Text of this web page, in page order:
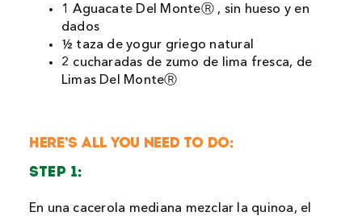
1 Aguacate Del MonteⓇ , sin hueso y en
dados
½ taza de yogur griego natural
2 cucharadas de zumo de lima fresca, de
Limas Del MonteⓇ
HERE’S ALL YOU NEED TO DO:
STEP 1:
En una cacerola mediana mezclar la quinoa, el